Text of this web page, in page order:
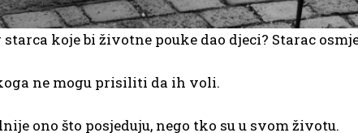
koje bi životne pouke dao djeci? Starac
ne mogu prisiliti da ih voli.
ono što posjeduju, nego tko su u svom životu.